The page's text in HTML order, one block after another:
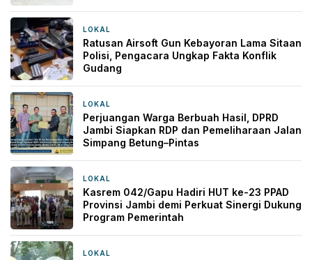
LOKAL
Ratusan Airsoft Gun Kebayoran Lama Sitaan
Polisi, Pengacara Ungkap Fakta Konflik
Gudang
LOKAL
Perjuangan Warga Berbuah Hasil, DPRD
Jambi Siapkan RDP dan Pemeliharaan Jalan
Simpang Betung–Pintas
LOKAL
Kasrem 042/Gapu Hadiri HUT ke-23 PPAD
Provinsi Jambi demi Perkuat Sinergi Dukung
Program Pemerintah
LOKAL